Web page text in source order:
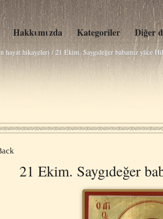
Hakkιmιzda Kategoriler Diğer
hayat hikayeleri /21 Ekim. Saygıdeğer babamız yüce
21 Ekim. Saygıdeğer